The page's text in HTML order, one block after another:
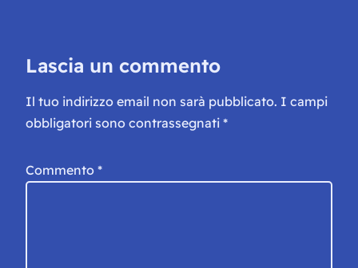
Lascia un commento
Il tuo indirizzo email non sarà pubblicato. I campi
obbligatori sono contrassegnati *
Commento *